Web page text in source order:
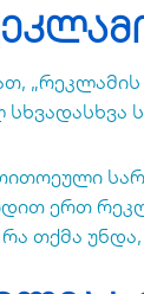
„რეკლამის
სხვადასხვა
ერთ
თქმა